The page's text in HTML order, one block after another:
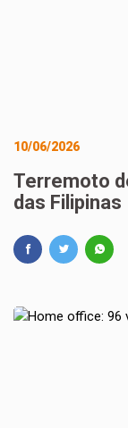
10/06/2026
Terremoto
das Filipinas